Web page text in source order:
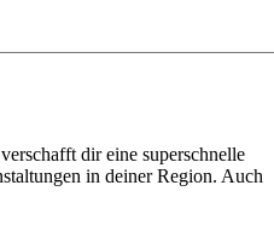
verschafft dir eine superschnelle
in deiner Region. Auch